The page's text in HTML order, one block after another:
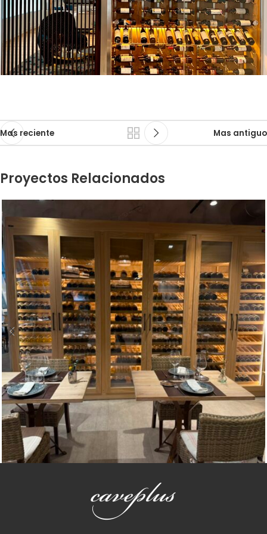
Mas reciente Mas antiguo
Proyectos Relacionados
Bodega a medida El Balamu Taberna
Marinera en Llanes Asturias